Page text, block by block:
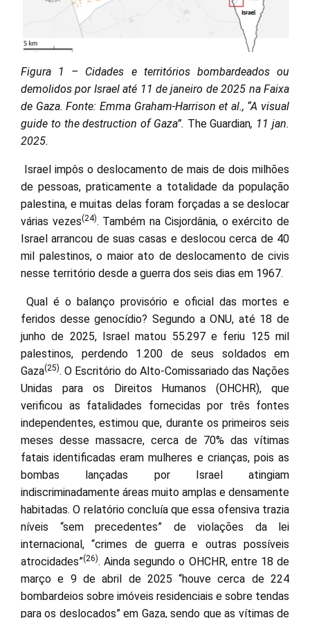
Figura 1 – Cidades e territórios bombardeados ou
demolidos por Israel até 11 de janeiro de 2025 na Faixa
de Gaza. Fonte: Emma Graham-Harrison et al., “A visual
guide to the destruction of Gaza”. The Guardian, 11 jan.
2025.
Israel impôs o deslocamento de mais de dois milhões
de pessoas, praticamente a totalidade da população
palestina, e muitas delas foram forçadas a se deslocar
várias vezes(24). Também na Cisjordânia, o exército de
Israel arrancou de suas casas e deslocou cerca de 40
mil palestinos, o maior ato de deslocamento de civis
nesse território desde a guerra dos seis dias em 1967.
Qual é o balanço provisório e oficial das mortes e
feridos desse genocídio? Segundo a ONU, até 18 de
junho de 2025, Israel matou 55.297 e feriu 125 mil
palestinos, perdendo 1.200 de seus soldados em
Gaza(25). O Escritório do Alto-Comissariado das Nações
Unidas para os Direitos Humanos (OHCHR), que
verificou as fatalidades fornecidas por três fontes
independentes, estimou que, durante os primeiros seis
meses desse massacre, cerca de 70% das vítimas
fatais identificadas eram mulheres e crianças, pois as
bombas lançadas por Israel atingiam
indiscriminadamente áreas muito amplas e densamente
habitadas. O relatório concluía que essa ofensiva trazia
níveis “sem precedentes” de violações da lei
internacional, “crimes de guerra e outras possíveis
atrocidades”(26). Ainda segundo o OHCHR, entre 18 de
março e 9 de abril de 2025 “houve cerca de 224
bombardeios sobre imóveis residenciais e sobre tendas
para os deslocados” em Gaza, sendo que as vítimas de